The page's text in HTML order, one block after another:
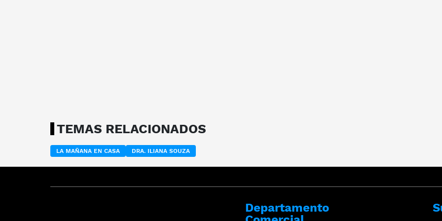
TEMAS RELACIONADOS
LA MAÑANA EN CASA DRA. ILIANA SOUZA
Departamento